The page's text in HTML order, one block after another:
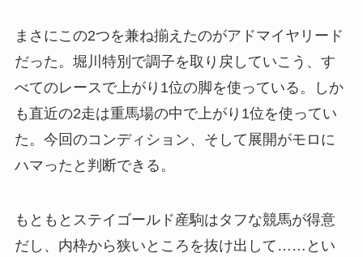
まさにこの2つを兼ね揃えたのがアドマイヤリード
だった。堀川特別で調子を取り戻していこう、す
べてのレースで上がり1位の脚を使っている。しか
も直近の2走は重馬場の中で上がり1位を使ってい
た。今回のコンディション、そして展開がモロに
ハマったと判断できる。
もともとステイゴールド産駒はタフな競馬が得意
だし、内枠から狭いところを抜け出して……とい